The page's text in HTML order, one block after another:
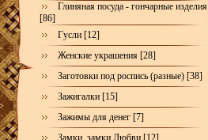
Глиняная посуда - гончарные изделия
[86]
Гусли [12]
Женские украшения [28]
Заготовки под роспись (разные) [38]
Зажигалки [15]
Зажимы для денег [7]
Замки, замки Любви [12]